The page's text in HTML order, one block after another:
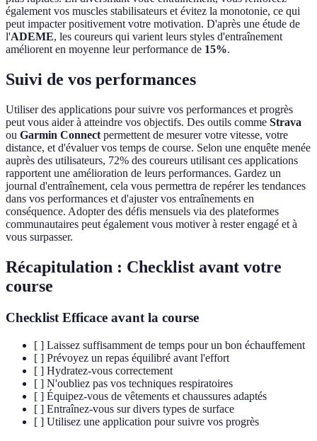
également vos muscles stabilisateurs et évitez la monotonie, ce qui
peut impacter positivement votre motivation. D'après une étude de
l'ADEME, les coureurs qui varient leurs styles d'entraînement
améliorent en moyenne leur performance de 15%.
Suivi de vos performances
Utiliser des applications pour suivre vos performances et progrès
peut vous aider à atteindre vos objectifs. Des outils comme Strava
ou Garmin Connect permettent de mesurer votre vitesse, votre
distance, et d'évaluer vos temps de course. Selon une enquête menée
auprès des utilisateurs, 72% des coureurs utilisant ces applications
rapportent une amélioration de leurs performances. Gardez un
journal d'entraînement, cela vous permettra de repérer les tendances
dans vos performances et d'ajuster vos entraînements en
conséquence. Adopter des défis mensuels via des plateformes
communautaires peut également vous motiver à rester engagé et à
vous surpasser.
Récapitulation : Checklist avant votre
course
Checklist Efficace avant la course
[ ] Laissez suffisamment de temps pour un bon échauffement
[ ] Prévoyez un repas équilibré avant l'effort
[ ] Hydratez-vous correctement
[ ] N'oubliez pas vos techniques respiratoires
[ ] Équipez-vous de vêtements et chaussures adaptés
[ ] Entraînez-vous sur divers types de surface
[ ] Utilisez une application pour suivre vos progrès